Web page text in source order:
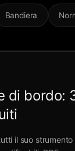
Bandiera
di bordo:
il suo